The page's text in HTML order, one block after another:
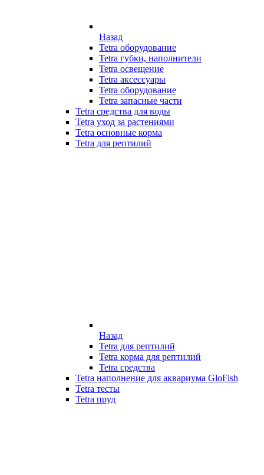
Назад
Tetra оборудование
Tetra губки, наполнители
Tetra освещение
Tetra аксессуары
Tetra оборудование
Tetra запасные части
Tetra средства для воды
Tetra уход за растениями
Tetra основные корма
Tetra для рептилий
Назад
Tetra для рептилий
Tetra корма для рептилий
Tetra средства
Tetra наполнение для аквариума GloFish
Tetra тесты
Tetra пруд